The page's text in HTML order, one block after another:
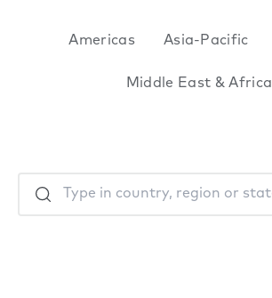
Americas Asia-Pacific
Middle East & Africa